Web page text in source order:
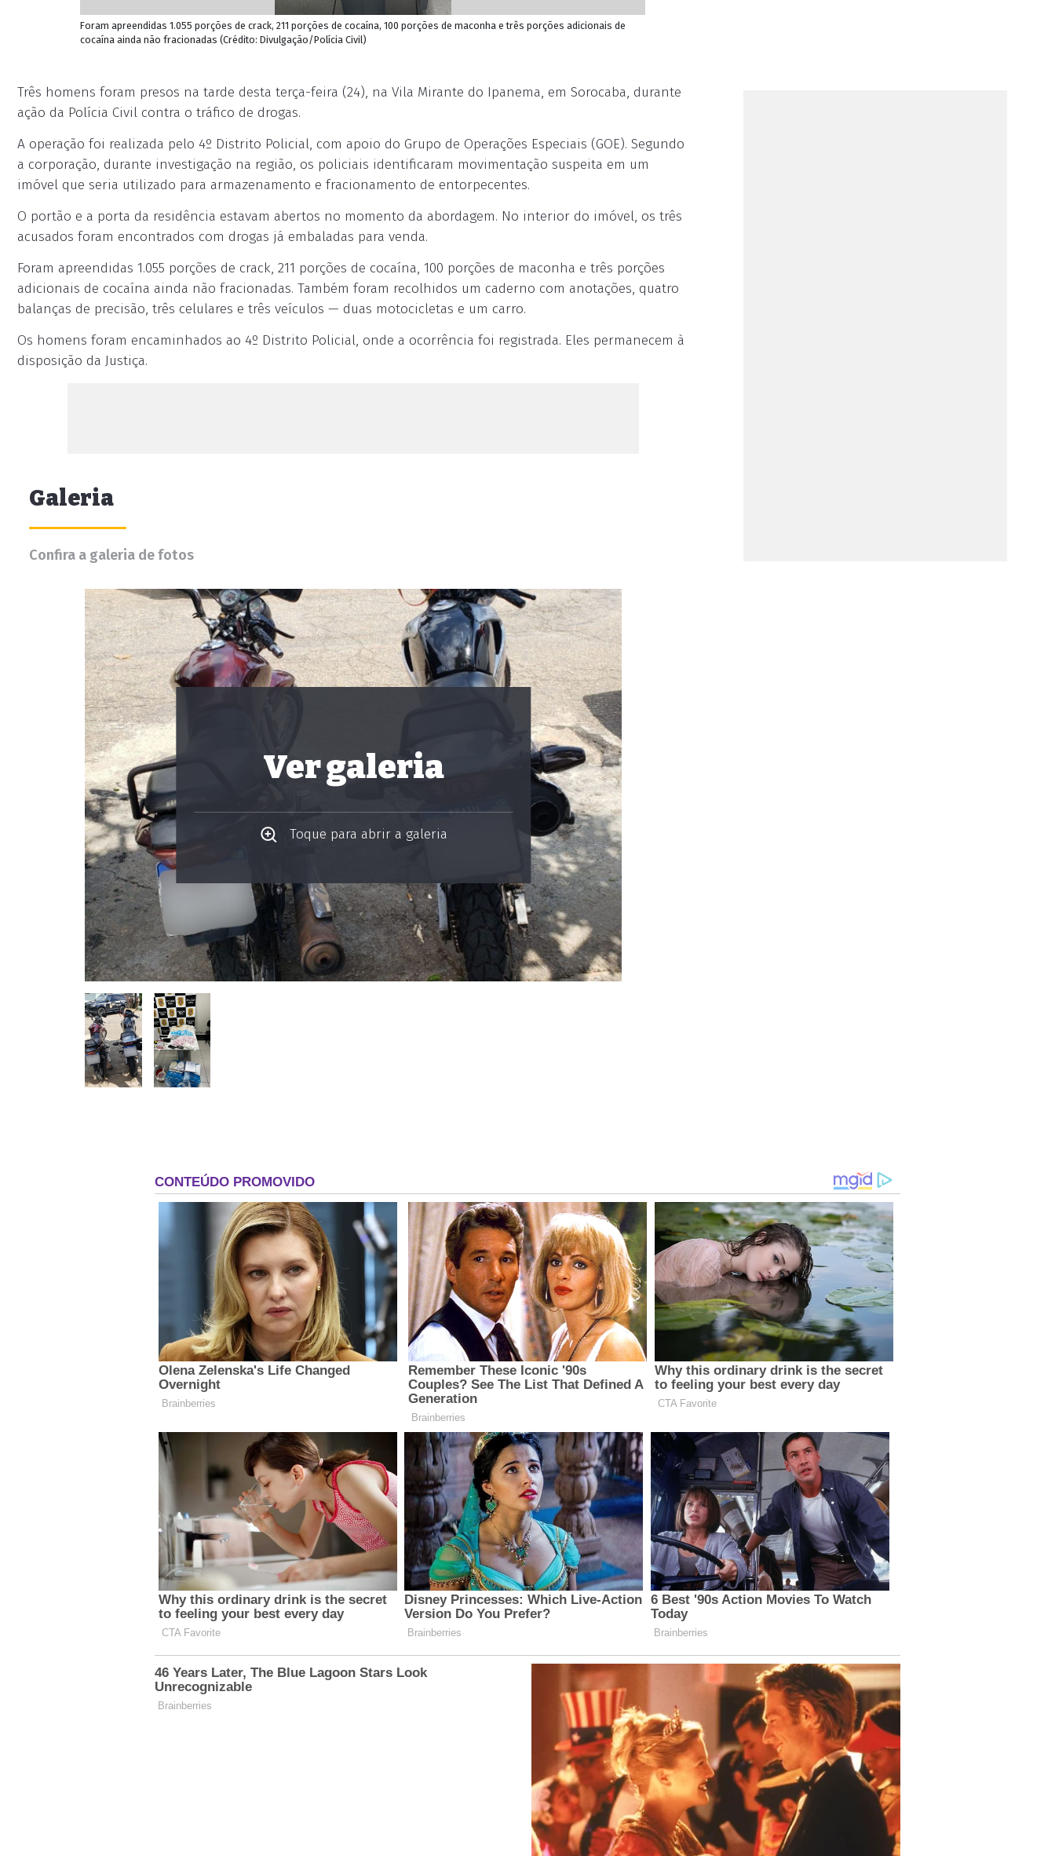
Foram apreendidas 1.055 porções de crack, 211 porções de cocaína, 100 porções de maconha e três porções adicionais de
cocaína ainda não fracionadas (Crédito: Divulgação/Polícia Civil)
Três homens foram presos na tarde desta terça-feira (24), na Vila Mirante do Ipanema, em Sorocaba, durante
ação da Polícia Civil contra o tráfico de drogas.
A operação foi realizada pelo 4º Distrito Policial, com apoio do Grupo de Operações Especiais (GOE). Segundo
a corporação, durante investigação na região, os policiais identificaram movimentação suspeita em um
imóvel que seria utilizado para armazenamento e fracionamento de entorpecentes.
O portão e a porta da residência estavam abertos no momento da abordagem. No interior do imóvel, os três
acusados foram encontrados com drogas já embaladas para venda.
Foram apreendidas 1.055 porções de crack, 211 porções de cocaína, 100 porções de maconha e três porções
adicionais de cocaína ainda não fracionadas. Também foram recolhidos um caderno com anotações, quatro
balanças de precisão, três celulares e três veículos — duas motocicletas e um carro.
Os homens foram encaminhados ao 4º Distrito Policial, onde a ocorrência foi registrada. Eles permanecem à
disposição da Justiça.
Galeria
Confira a galeria de fotos
Ver galeria
Toque para abrir a galeria